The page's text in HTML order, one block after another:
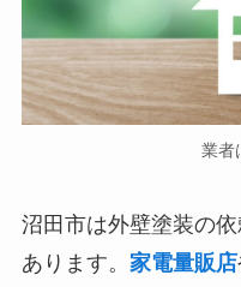
業者
沼田市は外壁塗装の
あります。 家電量販店